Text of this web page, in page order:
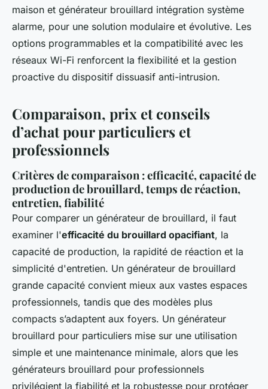
maison et générateur brouillard intégration système
alarme, pour une solution modulaire et évolutive. Les
options programmables et la compatibilité avec les
réseaux Wi-Fi renforcent la flexibilité et la gestion
proactive du dispositif dissuasif anti-intrusion.
Comparaison, prix et conseils
d’achat pour particuliers et
professionnels
Critères de comparaison : efficacité, capacité de
production de brouillard, temps de réaction,
entretien, fiabilité
Pour comparer un générateur de brouillard, il faut
examiner l'efficacité du brouillard opacifiant, la
capacité de production, la rapidité de réaction et la
simplicité d'entretien. Un générateur de brouillard
grande capacité convient mieux aux vastes espaces
professionnels, tandis que des modèles plus
compacts s’adaptent aux foyers. Un générateur
brouillard pour particuliers mise sur une utilisation
simple et une maintenance minimale, alors que les
générateurs brouillard pour professionnels
privilégient la fiabilité et la robustesse pour protéger